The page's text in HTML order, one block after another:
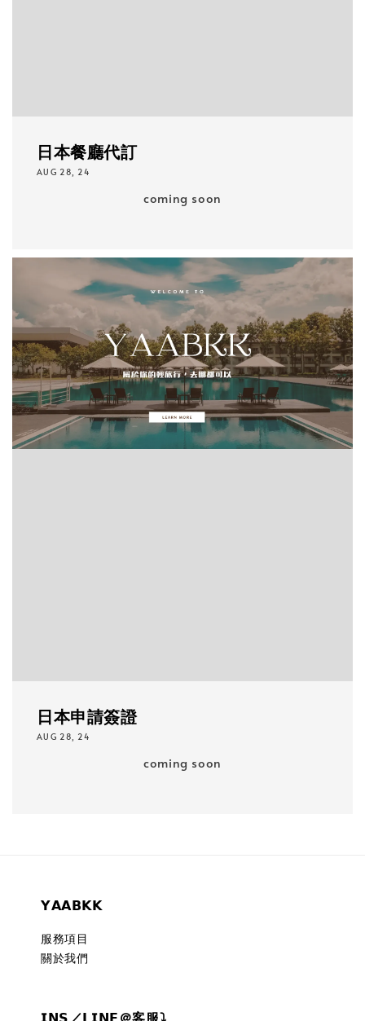
日本餐廳代訂
AUG 28, 24
coming soon
日本申請簽證
AUG 28, 24
coming soon
𝗬𝗔𝗔𝗕𝗞𝗞
服務項目
關於我們
𝗜𝗡𝗦／𝗟𝗜𝗡𝗘＠客服⤵︎